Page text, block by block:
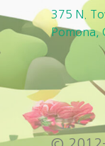
375 N.
Pomona,